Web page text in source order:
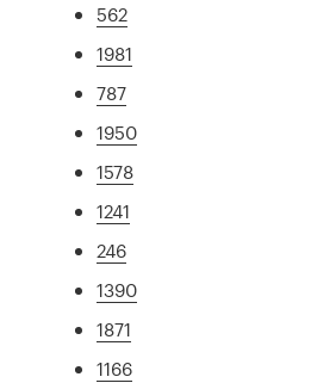
562
1981
787
1950
1578
1241
246
1390
1871
1166